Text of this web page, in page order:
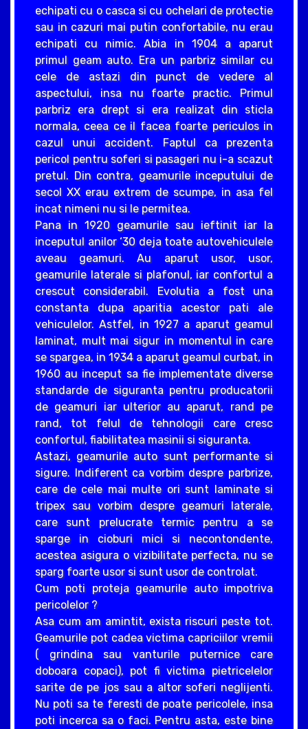
echipati cu o casca si cu ochelari de protectie
sau in cazuri mai putin confortabile, nu erau
echipati cu nimic. Abia in 1904 a aparut
primul geam auto. Era un parbriz similar cu
cele de astazi din punct de vedere al
aspectului, insa nu foarte practic. Primul
parbriz era drept si era realizat din sticla
normala, ceea ce il facea foarte periculos in
cazul unui accident. Faptul ca prezenta
pericol pentru soferi si pasageri nu i-a scazut
pretul. Din contra, geamurile inceputului de
secol XX erau extrem de scumpe, in asa fel
incat nimeni nu si le permitea.
Pana in 1920 geamurile sau ieftinit iar la
inceputul anilor ‘30 deja toate autovehiculele
aveau geamuri. Au aparut usor, usor,
geamurile laterale si plafonul, iar confortul a
crescut considerabil. Evolutia a fost una
constanta dupa aparitia acestor pati ale
vehiculelor. Astfel, in 1927 a aparut geamul
laminat, mult mai sigur in momentul in care
se spargea, in 1934 a aparut geamul curbat, in
1960 au inceput sa fie implementate diverse
standarde de siguranta pentru producatorii
de geamuri iar ulterior au aparut, rand pe
rand, tot felul de tehnologii care cresc
confortul, fiabilitatea masinii si siguranta.
Astazi, geamurile auto sunt performante si
sigure. Indiferent ca vorbim despre parbrize,
care de cele mai multe ori sunt laminate si
tripex sau vorbim despre geamuri laterale,
care sunt prelucrate termic pentru a se
sparge in cioburi mici si necontondente,
acestea asigura o vizibilitate perfecta, nu se
sparg foarte usor si sunt usor de controlat.
Cum poti proteja geamurile auto impotriva
pericolelor ?
Asa cum am amintit, exista riscuri peste tot.
Geamurile pot cadea victima capriciilor vremii
( grindina sau vanturile puternice care
doboara copaci), pot fi victima pietricelelor
sarite de pe jos sau a altor soferi neglijenti.
Nu poti sa te feresti de poate pericolele, insa
poti incerca sa o faci. Pentru asta, este bine